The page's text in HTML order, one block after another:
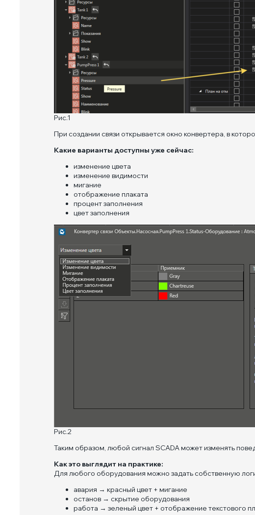
Рис.1
При создании связи открывается окно конвертера, в
Какие варианты доступны уже сейчас:
изменение цвета
изменение видимости
мигание
отображение плаката
процент заполнения
цвет заполнения
Рис.2
Таким образом, любой сигнал SCADA может изменять
Как это выглядит на практике:
Для любого оборудования можно задать собственную
авария → красный цвет + мигание
останов → скрытие оборудования
работа → зеленый цвет + отображение текстового